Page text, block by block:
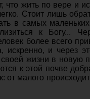
что жить по вере и
Стоит лишь
в самых
к Богу...
более всего
искренно, и через
своей жизни в новую
к этой почве
от малого